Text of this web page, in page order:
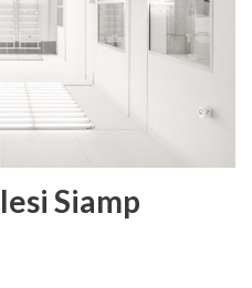
Siamp